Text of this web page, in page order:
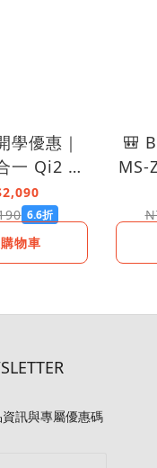
學優惠｜
一 Qi2 磁
線充電座 -
色 6.6折
物車
🎒
MS-
吸
訊與專屬優惠碼